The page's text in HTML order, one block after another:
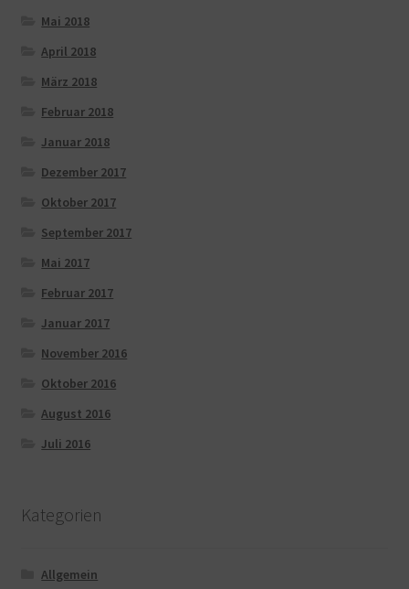
Mai 2018
April 2018
März 2018
Februar 2018
Januar 2018
Dezember 2017
Oktober 2017
September 2017
Mai 2017
Februar 2017
Januar 2017
November 2016
Oktober 2016
August 2016
Juli 2016
Kategorien
Allgemein